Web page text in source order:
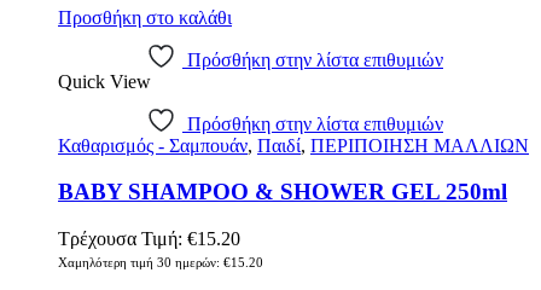
Προσθήκη στο καλάθι
Πρόσθήκη στην λίστα επιθυμιών
Quick View
Πρόσθήκη στην λίστα επιθυμιών
Καθαρισμός - Σαμπουάν, Παιδί, ΠΕΡΙΠΟΙΗΣΗ ΜΑΛΛΙΩΝ
BABY SHAMPOO & SHOWER GEL 250ml
Τρέχουσα Τιμή: €15.20
Χαμηλότερη τιμή 30 ημερών: €15.20